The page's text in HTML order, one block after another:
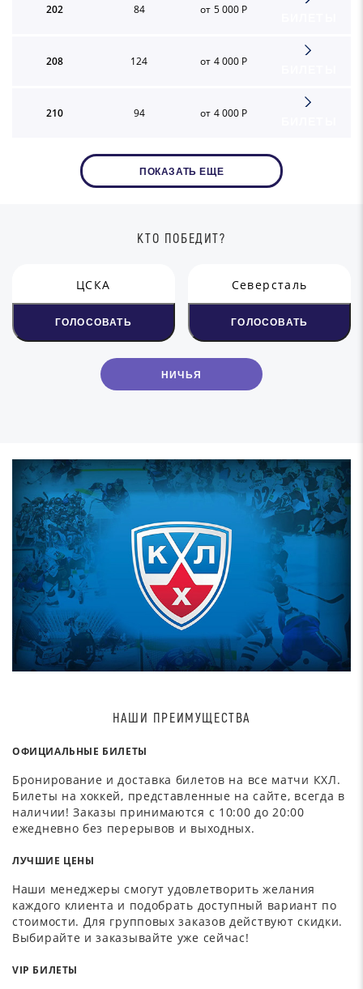
202 84 от 5 000 Р
208 124 от 4 000 Р
210 94 от 4 000 Р
ПОКАЗАТЬ ЕЩЕ
КТО ПОБЕДИТ?
ЦСКА
ГОЛОСОВАТЬ
НИЧЬЯ
Северсталь
ГОЛОСОВАТЬ
НАШИ ПРЕИМУЩЕСТВА
ОФИЦИАЛЬНЫЕ БИЛЕТЫ
Бронирование и доставка билетов на все матчи КХЛ.
Билеты на хоккей, представленные на сайте, всегда в
наличии! Заказы принимаются с 10:00 до 20:00
ежедневно без перерывов и выходных.
ЛУЧШИЕ ЦЕНЫ
Наши менеджеры смогут удовлетворить желания
каждого клиента и подобрать доступный вариант по
стоимости. Для групповых заказов действуют скидки.
Выбирайте и заказывайте уже сейчас!
VIP БИЛЕТЫ